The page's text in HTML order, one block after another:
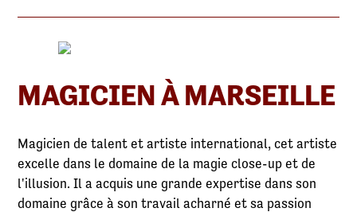
MAGICIEN À MARSEILLE
Magicien de talent et artiste international, cet artiste
excelle dans le domaine de la magie close-up et de
l'illusion. Il a acquis une grande expertise dans son
domaine grâce à son travail acharné et sa passion